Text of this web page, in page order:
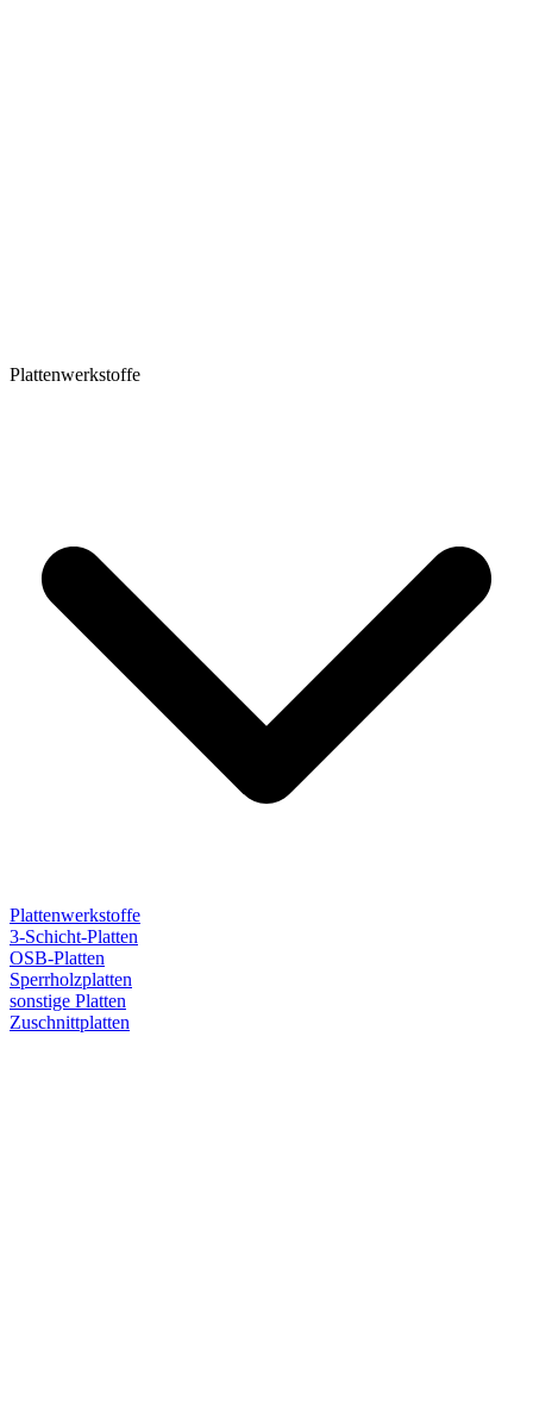
Plattenwerkstoffe
Plattenwerkstoffe
3-Schicht-Platten
OSB-Platten
Sperrholzplatten
sonstige Platten
Zuschnittplatten